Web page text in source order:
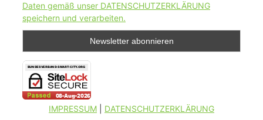
Daten gemäß unser DATENSCHUTZERKLÄRUNG
speichern und verarbeiten.
IMPRESSUM DATENSCHUTZERKLÄRUNG